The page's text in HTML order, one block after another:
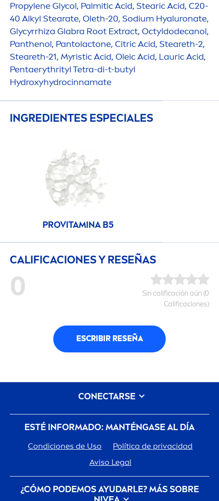
Propylene Glycol, Palmitic Acid, Stearic Acid, C20-
40 Alkyl Stearate, Oleth-20, Sodium Hyaluronate,
Glycyrrhiza Glabra Root Extract, Octyldodecanol,
Panthenol, Pantolactone, Citric Acid, Steareth-2,
Steareth-21, Myristic Acid, Oleic Acid, Lauric Acid,
Pentaerythrityl Tetra-di-t-butyl
Hydroxyhydrocinnamate
INGREDIENTES ESPECIALES
PROVITAMINA B5
CALIFICACIONES Y RESEÑAS
0
Sin calificación aún (0
Calificaciones)
ESCRIBIR RESEÑA
ESTÉ INFORMADO: MANTÉNGASE AL DÍA
Condiciones de Uso
Política de privacidad
Aviso Legal
¿CÓMO PODEMOS AYUDARLE? MÁS SOBRE
CONECTARSE